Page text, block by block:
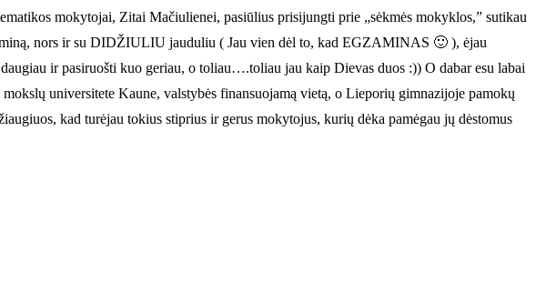
mokytojai, Zitai Mačiulienei, pasiūlius prisijungti prie „sėkmės mokyklos,” sutikau
nors ir su DIDŽIULIU jauduliu ( Jau vien dėl to, kad EGZAMINAS 🙂 ), ėjau
ir pasiruošti kuo geriau, o toliau….toliau jau kaip Dievas duos :)) O dabar esu labai
universitete Kaune, valstybės finansuojamą vietą, o Lieporių gimnazijoje pamokų
kad turėjau tokius stiprius ir gerus mokytojus, kurių dėka pamėgau jų dėstomus